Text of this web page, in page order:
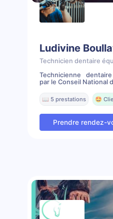
Ludivine
Technicien dentaire
Technicienne
par le Conseil National
📖 5 prestations 🤩
Prendre rendez-